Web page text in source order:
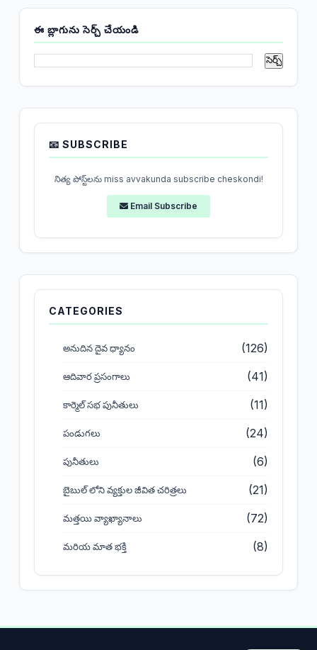
ఈ బ్లాగును సెర్చ్ చేయండి
📧 SUBSCRIBE
నిత్య పోస్ట్‌లను miss avvakunda subscribe cheskondi!
Email Subscribe
CATEGORIES
అనుదిన దైవ ధ్యానం (126)
ఆదివార ప్రసంగాలు (41)
కార్మెల్ సభ పునీతులు (11)
పండుగలు (24)
పునీతులు (6)
బైబుల్ లోని వ్యక్తుల జీవిత చరిత్రలు (21)
మత్తయి వ్యాఖ్యానాలు (72)
మరియ మాత భక్తి (8)